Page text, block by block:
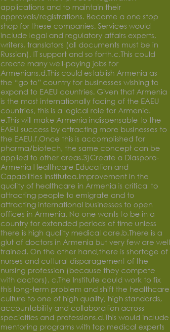
applications and to maintain their
approvals/registrations. Become a one stop
shop for these companies. Services would
include legal and regulatory affairs experts,
writers, translators (all documents must be in
Russian), IT support and so forth.c.This could
create many well-paying jobs for
Armenians.d.This could establish Armenia as
the “go to” country for businesses wishing to
expand to EAEU countries. Given that Armenia
is the most internationally facing of the EAEU
countries, this is a logical role for Armenia.
e.This will make Armenia indispensable to the
EAEU success by attracting more businesses to
the EAEU.f.Once this is accomplished for
pharma/biotech, the same concept can be
applied to other areas.3)Create a Diaspora-
Armenia Healthcare Education and
Capabilities Institutea.Improvement in the
quality of healthcare in Armenia is critical to
attracting people to emigrate and to
attracting international businesses to open
offices in Armenia. No one wants to be in a
country for extended periods of time unless
there is high quality medical care.b.There is a
glut of doctors in Armenia but very few are well
trained. On the other hand,there is shortage of
nurses and cultural disparagement of the
nursing profession (because they compete
with doctors). c.The Institute could work to fix
this long-term problem and shift the healthcare
culture to one of high quality, high standards,
accountability and collaboration across
specialties and professions.d.This would include
mentoring programs with top medical experts